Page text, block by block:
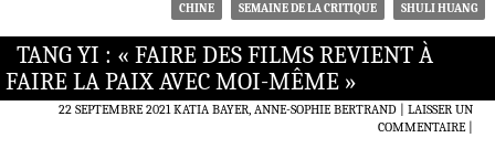
CHINE SEMAINE DE LA CRITIQUE SHULI HUANG
TANG YI : « FAIRE DES FILMS REVIENT À
FAIRE LA PAIX AVEC MOI-MÊME »
22 SEPTEMBRE 2021 KATIA BAYER, ANNE-SOPHIE BERTRAND
LAISSER UN
COMMENTAIRE|